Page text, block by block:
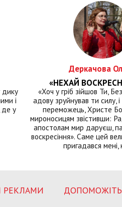
дику
і
де у
Деркачова
«НЕХАЙ
«Хоч у гріб зійшов Ти,
адову зруйнував ти силу,
переможець, Христе
мироносицям звістивши:
апостолам мир даруєш,
воскресіння». Саме цей
пригадався мені,
РЕКЛАМИ ДОПОМОЖІТЬ